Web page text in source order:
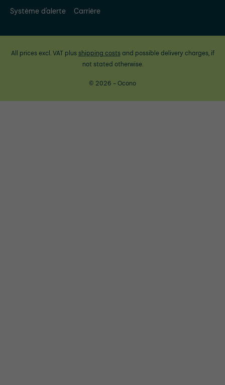
Système d'alerte
Carrière
All prices excl. VAT plus shipping costsand possible delivery charges, if
not stated otherwise.
© 2026 - Ocono